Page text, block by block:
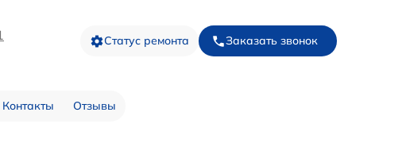
Статус ремонта Заказать звонок
Контакты Отзывы